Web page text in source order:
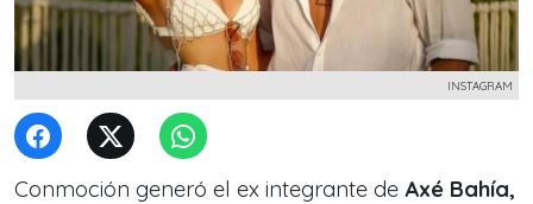
INSTAGRAM
Conmoción generó el ex integrante de Axé Bahía,